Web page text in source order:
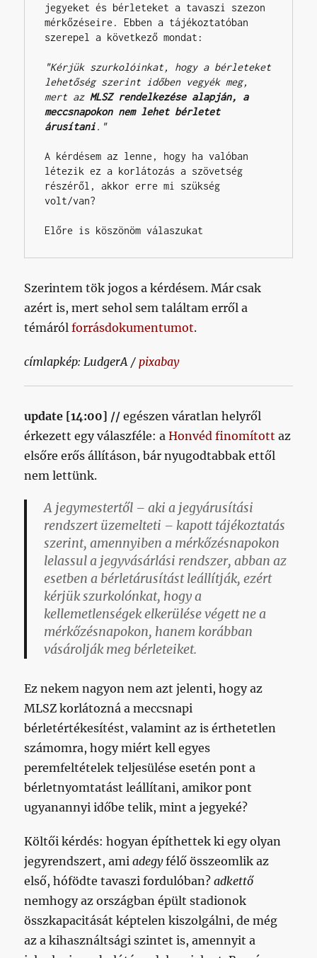
jegyeket és bérleteket a tavaszi szezon
mérkőzéseire. Ebben a tájékoztatóban
szerepel a következő mondat:
"Kérjük szurkolóinkat, hogy a bérleteket
lehetőség szerint időben vegyék meg,
mert az MLSZ rendelkezése alapján, a
meccsnapokon nem lehet bérletet
árusítani."
A kérdésem az lenne, hogy ha valóban
létezik ez a korlátozás a szövetség
részéről, akkor erre mi szükség
volt/van?
Előre is köszönöm válaszukat
Szerintem tök jogos a kérdésem. Már csak
azért is, mert sehol sem találtam erről a
témárólforrásdokumentumot.
címlapkép: LudgerA / pixabay
update [14:00] //egészen váratlan helyről
érkezett egy válaszféle: aHonvéd finomított az
elsőre erős állításon, bár nyugodtabbak ettől
nem lettünk.
A jegymestertől – aki a jegyárusítási
rendszert üzemelteti – kapott tájékoztatás
szerint, amennyiben a mérkőzésnapokon
lelassul a jegyvásárlási rendszer, abban az
esetben a bérletárusítást leállítják, ezért
kérjük szurkolónkat, hogy a
kellemetlenségek elkerülése végett ne a
mérkőzésnapokon, hanem korábban
vásárolják meg bérleteiket.
Ez nekem nagyon nem azt jelenti, hogy az
MLSZ korlátozná a meccsnapi
bérletértékesítést, valamint az is érthetetlen
számomra, hogy miért kell egyes
peremfeltételek teljesülése esetén pont a
bérletnyomtatást leállítani, amikor pont
ugyanannyi időbe telik, mint a jegyeké?
Költői kérdés: hogyan építhettek ki egy olyan
jegyrendszert, amiadegyfélő összeomlik az
első, hófödte tavaszi fordulóban?adkettő
nemhogy az országban épült stadionok
összkapacitását képtelen kiszolgálni, de még
az a kihasználtsági szintet is, amennyit a